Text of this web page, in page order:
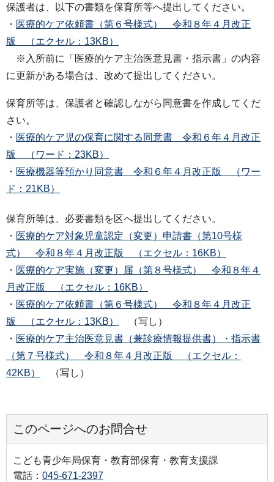
保護者は、以下の書類を保育所等へ提出してください。
・ 医療的ケア依頼書（第６号様式） 令和８年４月改正
版 （エクセル：13KB）
※入所前に「医療的ケア主治医意見書・指示書」の内容
に更新がある場合は、改めて提出してください。
保育所等は、保護者と確認しながら同意書を作成してくだ
さい。
・ 医療的ケア児の保育に関する同意書 令和６年４月改正
版 （ワード：23KB）
・ 医療機器等預かり同意書 令和６年４月改正版 （ワー
ド：21KB）
保育所等は、必要書類を区へ提出してください。
・ 医療的ケア対象児童認定（変更）申請書（第10号様
式） 令和８年４月改正版 （エクセル：16KB）
・ 医療的ケア実施（変更）届（第８号様式） 令和８年４
月改正版 （エクセル：16KB）
・ 医療的ケア依頼書（第６号様式） 令和８年４月改正
版 （エクセル：13KB）
（写し）
・ 医療的ケア主治医意見書（兼診療情報提供書）・指示書
（第７号様式） 令和８年４月改正版 （エクセル：
42KB）
（写し）
このページへのお問合せ
こども青少年局保育・教育部保育・教育支援課
電話： 045-671-2397